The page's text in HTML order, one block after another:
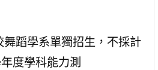
舞蹈學系單獨招生，不採計
年度學科能力測